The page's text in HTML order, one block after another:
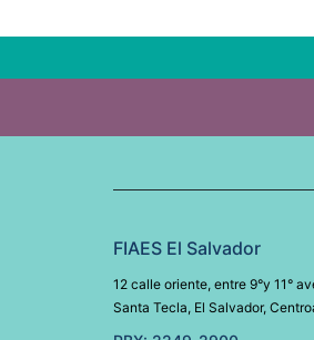
FIAES El Salvador
12 calle oriente, entre 9°y 11°
Santa Tecla, El Salvador,